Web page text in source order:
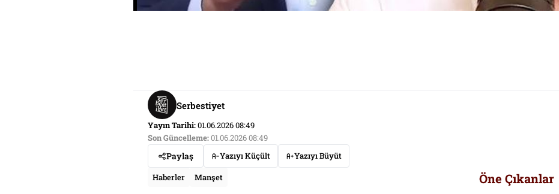
Serbestiyet
Yayın Tarihi:01.06.2026 08:49
Son Güncelleme:01.06.2026 08:49
Paylaş Yazıyı Küçült
Yazıyı Büyüt
Haberler
Manşet Öne Çıkanlar